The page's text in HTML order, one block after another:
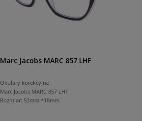
Marc Jacobs MARC 857 LHF
Okulary korekcyjne
Marc Jacobs MARC 857 LHF
Rozmiar: 53mm *18mm